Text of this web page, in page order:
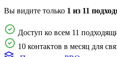
Вы видите только 1 из 11
Доступ ко всем 11
10 контактов в месяц для